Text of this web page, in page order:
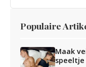
Populaire
Maak
speeltje